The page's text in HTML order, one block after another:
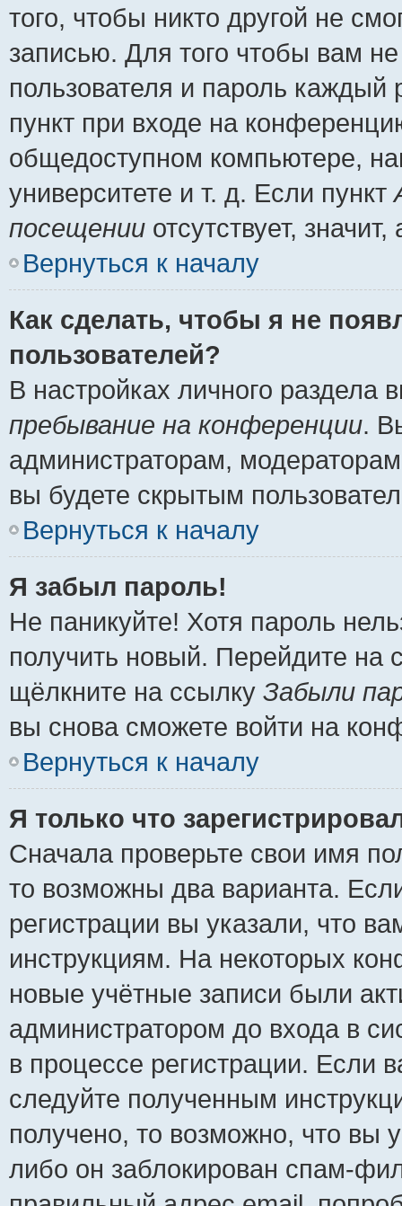
того, чтобы никто другой не
записью. Для того чтобы вам
пользователя и пароль
пункт при входе на
общедоступном компьютере,
университете и т. д. Если пункт
посещении отсутствует,
Вернуться к началу
Как сделать, чтобы я не
пользователей?
В настройках личного
пребывание на конференции.
администраторам,
вы будете скрытым
Вернуться к началу
Я забыл пароль!
Не паникуйте! Хотя пароль
получить новый. Перейдите на
щёлкните на ссылку Забыли
вы снова сможете войти на
Вернуться к началу
Я только что
Сначала проверьте свои имя
то возможны два варианта.
регистрации вы указали, что
инструкциям. На некоторых
новые учётные записи были
администратором до входа в
в процессе регистрации.
следуйте полученным
получено, то возможно, что вы
либо он заблокирован спам-